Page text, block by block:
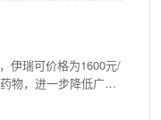
伊瑞可价格为1600元/
物，进一步降低广大